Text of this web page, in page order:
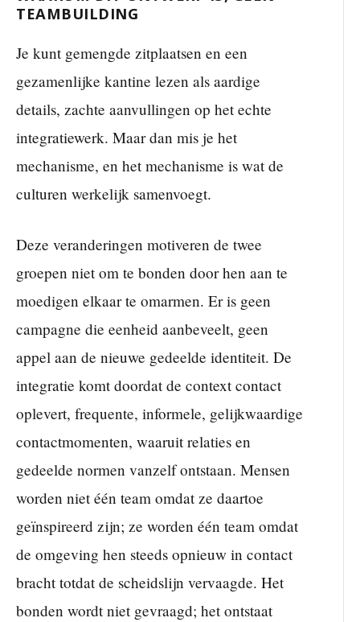
TEAMBUILDING
Je kunt gemengde zitplaatsen en een
gezamenlijke kantine lezen als aardige
details, zachte aanvullingen op het echte
integratiewerk. Maar dan mis je het
mechanisme, en het mechanisme is wat de
culturen werkelijk samenvoegt.
Deze veranderingen motiveren de twee
groepen niet om te bonden door hen aan te
moedigen elkaar te omarmen. Er is geen
campagne die eenheid aanbeveelt, geen
appel aan de nieuwe gedeelde identiteit. De
integratie komt doordat de context contact
oplevert, frequente, informele, gelijkwaardige
contactmomenten, waaruit relaties en
gedeelde normen vanzelf ontstaan. Mensen
worden niet één team omdat ze daartoe
geïnspireerd zijn; ze worden één team omdat
de omgeving hen steeds opnieuw in contact
bracht totdat de scheidslijn vervaagde. Het
bonden wordt niet gevraagd; het ontstaat